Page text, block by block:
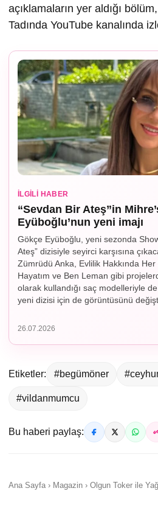
açıklamaların yer aldığı
Tadında YouTube kanalında
İLGILI HABER
“Sevdan Bir Ateş”in
Eyüboğlu’nun yeni imajı
Gökçe Eyüboğlu, yeni sezonda
Ateş” dizisiyle seyirci karşısına
Zümrüdü Anka, Evlilik Hakkında
Hayatım ve Ben Leman gibi
olarak kullandığı saç modelleriyle
yeni dizisi için de görüntüsünü
26.07.2026
Etiketler: #begümöner
#vildanmumcu
Bu haberi paylaş:
Ana Sayfa › Magazin › Olgun Toker ile